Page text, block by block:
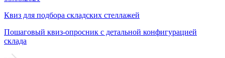
Квиз для подбора складских стеллажей
Пошаговый квиз-опросник с детальной конфигурацией
склада